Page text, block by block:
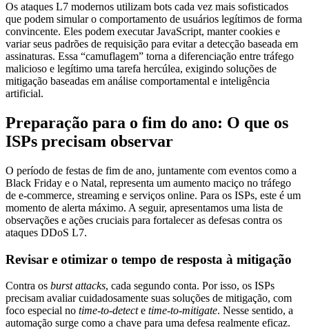
Os ataques L7 modernos utilizam bots cada vez mais sofisticados
que podem simular o comportamento de usuários legítimos de forma
convincente. Eles podem executar JavaScript, manter cookies e
variar seus padrões de requisição para evitar a detecção baseada em
assinaturas. Essa “camuflagem” torna a diferenciação entre tráfego
malicioso e legítimo uma tarefa hercúlea, exigindo soluções de
mitigação baseadas em análise comportamental e inteligência
artificial.
Preparação para o fim do ano: O que os
ISPs precisam observar
O período de festas de fim de ano, juntamente com eventos como a
Black Friday e o Natal, representa um aumento maciço no tráfego
de e-commerce, streaming e serviços online. Para os ISPs, este é um
momento de alerta máximo. A seguir, apresentamos uma lista de
observações e ações cruciais para fortalecer as defesas contra os
ataques DDoS L7.
Revisar e otimizar o tempo de resposta à mitigação
Contra os burst attacks, cada segundo conta. Por isso, os ISPs
precisam avaliar cuidadosamente suas soluções de mitigação, com
foco especial no time-to-detecte time-to-mitigate. Nesse sentido, a
automação surge como a chave para uma defesa realmente eficaz.